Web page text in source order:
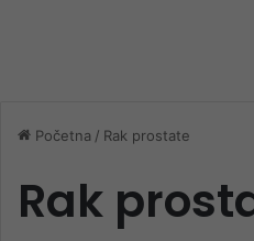
Početna / Rak prostate
Rak